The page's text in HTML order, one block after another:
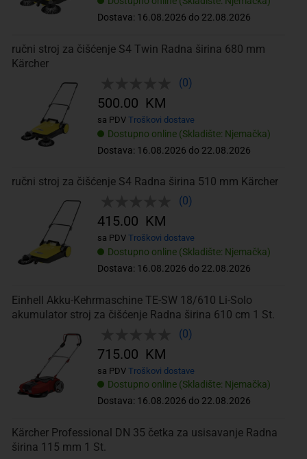
Dostava: 16.08.2026 do 22.08.2026
ručni stroj za čišćenje S4 Twin Radna širina 680 mm
Kärcher
(0)
Dostupno online (Skladište: Njemačka)
Dostava: 16.08.2026 do 22.08.2026
500.00 KM
sa PDV Troškovi dostave
ručni stroj za čišćenje S4 Radna širina 510 mm Kärcher
(0)
Dostupno online (Skladište: Njemačka)
Dostava: 16.08.2026 do 22.08.2026
415.00 KM
sa PDV Troškovi dostave
Einhell Akku-Kehrmaschine TE-SW 18/610 Li-Solo
akumulator stroj za čišćenje Radna širina 610 cm 1 St.
(0)
Dostupno online (Skladište: Njemačka)
Dostava: 16.08.2026 do 22.08.2026
715.00 KM
sa PDV Troškovi dostave
Kärcher Professional DN 35 četka za usisavanje Radna
širina 115 mm 1 St.